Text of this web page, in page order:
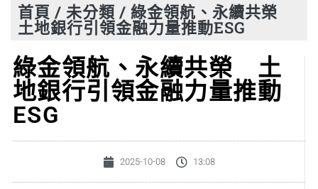
首頁 / 未分類 / 綠金領航、永續共榮
土地銀行引領金融力量推動ESG
綠金領航、永續共榮 土
地銀行引領金融力量推動
ESG
2025-10-08 13:08